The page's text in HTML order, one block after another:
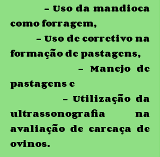
- Uso da mandioca
como forragem,
- Uso de corretivo na
formação de pastagens,
- Manejo de
pastagens e
- Utilização da
ultrassonografia na
avaliação de carcaça de
ovinos.